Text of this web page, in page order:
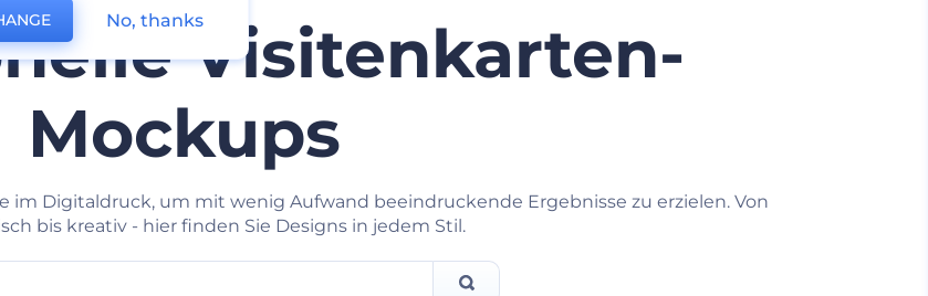
Visitenkarten-
Mockups
im Digitaldruck, um mit wenig Aufwand beeindruckende Ergebnisse zu erzielen. Von
bis kreativ - hier finden Sie Designs in jedem Stil.
No, thanks